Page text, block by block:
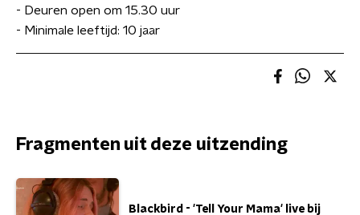
- Deuren open om 15.30 uur
- Minimale leeftijd: 10 jaar
Fragmenten uit deze uitzending
Blackbird - 'Tell Your Mama' live bij